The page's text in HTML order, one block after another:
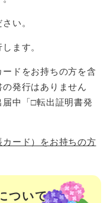
い。
ます。
ドをお持ちの方を含
発行はありません
中「□転出証明書発
ード）をお持ちの方
ついて